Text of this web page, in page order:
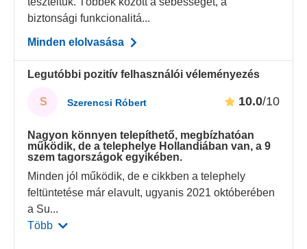
biztonsági funkcionalitá...
Minden elolvasása
Legutóbbi pozitív felhasználói véleményezés
S Szerencsi Róbert 10.0/10
Nagyon könnyen telepíthető, megbízhatóan
működik, de a telephelye Hollandiában van, a 9
szem tagországok egyikében.
Minden jól működik, de e cikkben a telephely
feltüntetése már elavult, ugyanis 2021 októberében
a Su...
Több